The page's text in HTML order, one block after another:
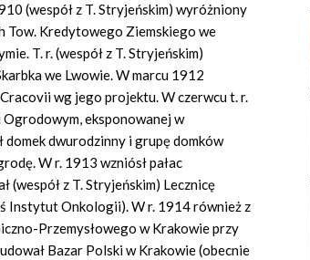
(wespół z T. Stryjeńskim) wyróżniony
Tow. Kredytowego Ziemskiego we
T. r. (wespół z T. Stryjeńskim)
we Lwowie. W marcu 1912
wg jego projektu. W czerwcu t. r.
eksponowanej w
domek dwurodzinny i grupę domków
W r. 1913 wzniósł pałac
(wespół z T. Stryjeńskim) Lecznicę
Instytut Onkologii). W r. 1914 również z
Przemysłowego w Krakowie przy
Bazar Polski w Krakowie (obecnie